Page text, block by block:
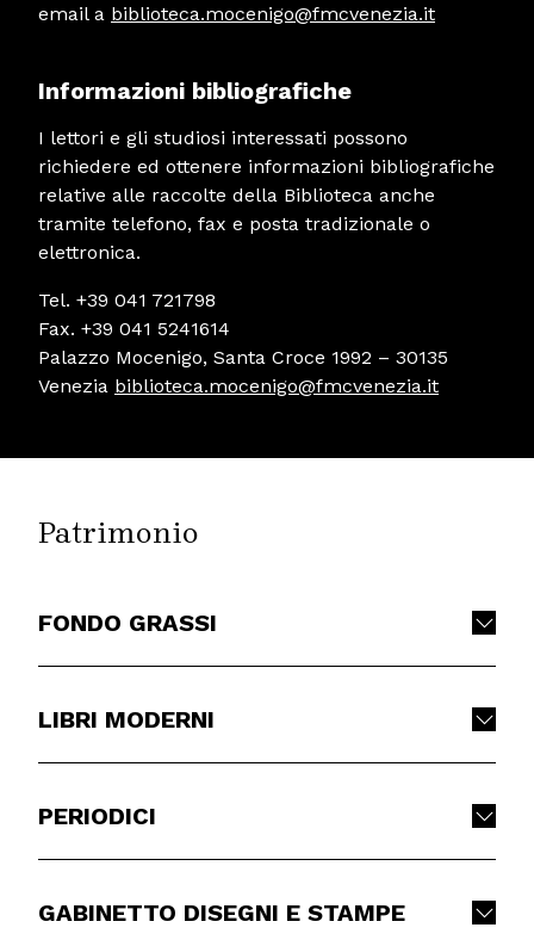
email a biblioteca.mocenigo@fmcvenezia.it
Informazioni bibliografiche
I lettori e gli studiosi interessati possono
richiedere ed ottenere informazioni bibliografiche
relative alle raccolte della Biblioteca anche
tramite telefono, fax e posta tradizionale o
elettronica.
Tel. +39 041 721798
Fax. +39 041 5241614
Palazzo Mocenigo, Santa Croce 1992 – 30135
Venezia biblioteca.mocenigo@fmcvenezia.it
Patrimonio
FONDO GRASSI
LIBRI MODERNI
PERIODICI
GABINETTO DISEGNI E STAMPE